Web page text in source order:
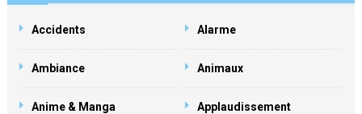
Accidents Alarme
Ambiance Animaux
Anime & Manga Applaudissement